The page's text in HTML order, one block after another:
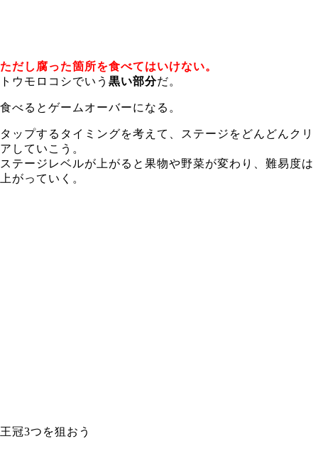
ただし腐った箇所を食べてはいけない。
トウモロコシでいう 黒い部分だ。
食べるとゲームオーバーになる。
タップするタイミングを考えて、ステージをどんどんクリ
アしていこう。
ステージレベルが上がると果物や野菜が変わり、難易度は
上がっていく。
王冠3つを狙おう